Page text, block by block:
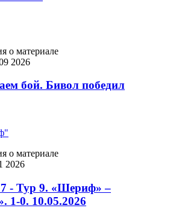
о материале
2026
бой. Бивол победил
о материале
2026
- Тур 9. «Шериф» –
1-0. 10.05.2026